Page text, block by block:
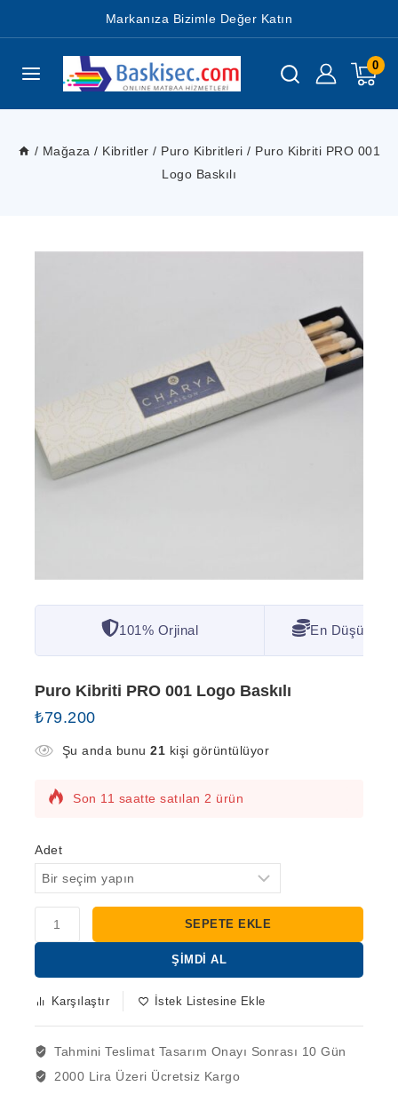
Markanıza Bizimle Değer Katın
0
/ Mağaza / Kibritler / Puro Kibritleri / Puro Kibriti PRO 001
Logo Baskılı
101% Orjinal En Düşük
Puro Kibriti PRO 001 Logo Baskılı
₺79.200
Şu anda bunu 21 kişi görüntülüyor
Son 11 saatte satılan 2 ürün
Adet
SEPETE EKLE
ŞIMDI AL
Karşılaştır İstek Listesine Ekle
Tahmini Teslimat Tasarım Onayı Sonrası 10 Gün
2000 Lira Üzeri Ücretsiz Kargo